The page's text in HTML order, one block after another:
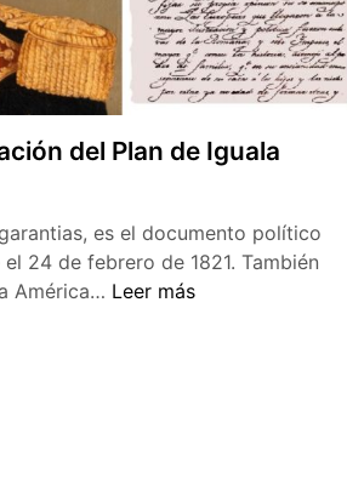
dos
veces
ministro
y
impulsor
cultura
catalana
del Plan de Iguala
es el documento político
24 de febrero de 1821. También
América… Bicentenario
Leer más